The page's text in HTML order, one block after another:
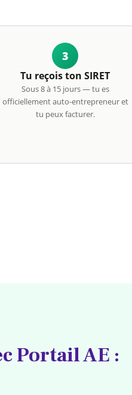
3
Tu reçois ton SIRET
Sous 8 à 15 jours — tu es
officiellement auto-entrepreneur et
tu peux facturer.
Portail AE :